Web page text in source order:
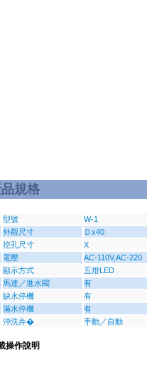
規格
型號
W-1
外觀尺寸
Ｄx40
挖孔尺寸
X
電壓
AC-110V,AC-220
顯示方式
五燈LED
馬達／進水閥
有
缺水停機
有
滿水停機
有
沖洗弁�
手動／自動
操作說明